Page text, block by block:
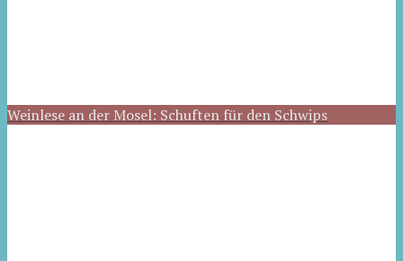
Weinlese an der Mosel: Schuften für den Schwips